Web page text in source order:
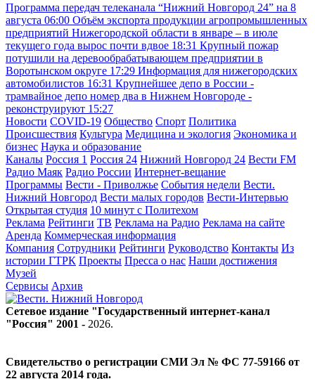
Программа передач телеканала “Нижний Новгород 24” на 8
августа 06:00 Объём экспорта продукции агропромышленных
предприятий Нижегородской области в январе – в июле
текущего года вырос почти вдвое 18:31 Крупный пожар
потушили на деревообрабатывающем предприятии в
Воротынском округе 17:29 Информация для нижегородских
автомобилистов 16:31 Крупнейшее депо в России -
трамвайное депо номер два в Нижнем Новгороде -
реконструируют 15:27
Новости COVID-19 Общество Спорт Политика
Происшествия Культура Медицина и экология Экономика и
бизнес Наука и образование
Каналы Россия 1 Россия 24 Нижний Новгород 24 Вести FM
Радио Маяк Радио России Интернет-вещание
Программы Вести - Приволжье События недели Вести.
Нижний Новгород Вести малых городов Вести-Интервью
Открытая студия 10 минут с Политехом
Реклама Рейтинги ТВ Реклама на Радио Реклама на сайте
Аренда Коммерческая информация
Компания Сотрудники Рейтинги Руководство Контакты Из
истории ГТРК Проекты Пресса о нас Наши достижения
Музей
Сервисы Архив
Сетевое издание "Государственный интернет-канал
"Россия" 2001 - 2026.
Свидетельство о регистрации СМИ Эл № ФС 77-59166 от
22 августа 2014 года.